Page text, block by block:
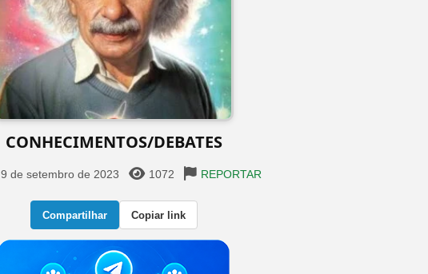
CONHECIMENTOS/DEBATES️️️
9 de setembro de 2023 1072 REPORTAR
Compartilhar Copiar link